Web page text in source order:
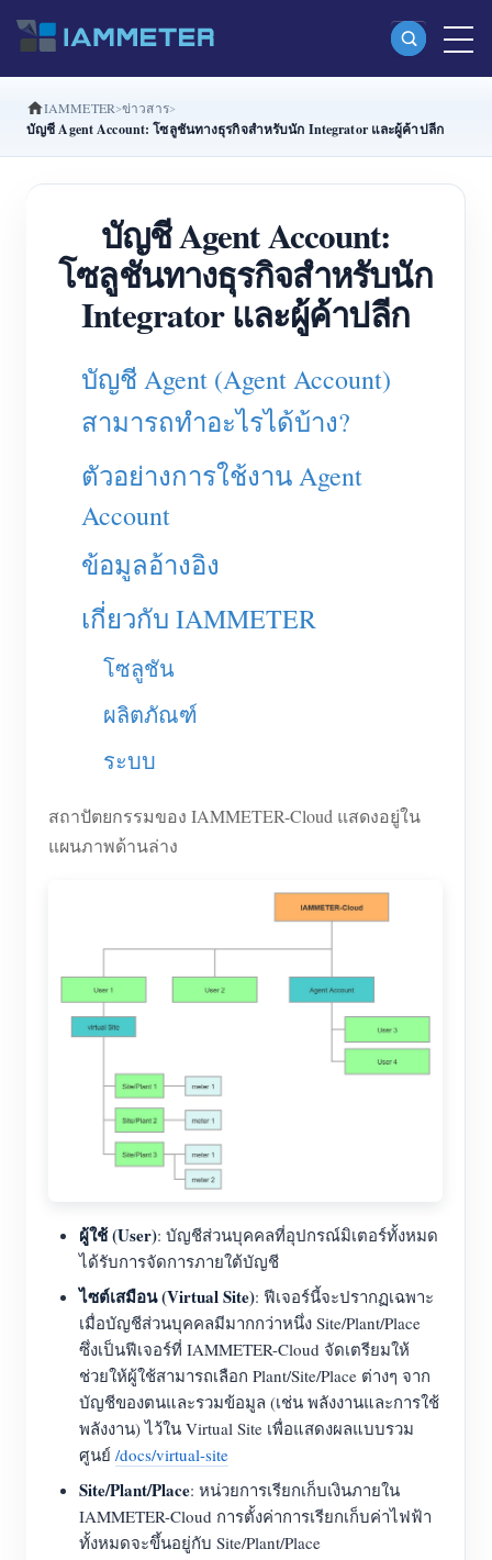
ผลิตภัณฑ์
มิเตอร์พลังงาน Wi-Fi สามเฟส (WEM3080T)
มิเตอร์พลังงาน Wi-Fi สามเฟส (WEM3046T)
มิเตอร์พลังงาน Wi-Fi สามเฟส (WEM3050T)
ตัวควบคุมกำลัง WiFi
IAMMETER Cloud Pro
บริการโฮสต์ด้วยตนเอง
มิเตอร์เสมือน
ระบบพยากรณ์และจำลองพลังงาน
แอปพลิเคชัน
ตัวตรวจสอบพลังงานระบบโซลาร์ PV
ตัวตรวจสอบการใช้ไฟฟ้า
ระบบอัตโนมัติภายในบ้าน
ร้านค้า
แหล่งข้อมูล
คู่มือเริ่มต้นใช้งานผลิตภัณฑ์
เอกสาร
ข่าวสาร
บล็อก
ชุมชน
โปรแกรมผู้ร่วมพัฒนา
ฟอรัม
App Store
อันดับ PV
เกี่ยวกับเรา
IAMMETER ข่าวสาร
บัญชี Agent Account: โซลูชันทางธุรกิจสำหรับนัก Integrator และผู้ค้าปลีก
บัญชี Agent Account:
โซลูชันทางธุรกิจสำหรับนัก
Integrator และผู้ค้าปลีก
บัญชี Agent (Agent Account)
สามารถทำอะไรได้บ้าง?
ตัวอย่างการใช้งาน Agent
Account
ข้อมูลอ้างอิง
เกี่ยวกับ IAMMETER
โซลูชัน
ผลิตภัณฑ์
ระบบ
สถาปัตยกรรมของ IAMMETER-Cloud แสดงอยู่ใน
แผนภาพด้านล่าง
ผู้ใช้ (User): บัญชีส่วนบุคคลที่อุปกรณ์มิเตอร์ทั้งหมด
ได้รับการจัดการภายใต้บัญชี
ไซต์เสมือน (Virtual Site): ฟีเจอร์นี้จะปรากฏเฉพาะ
เมื่อบัญชีส่วนบุคคลมีมากกว่าหนึ่ง Site/Plant/Place
ซึ่งเป็นฟีเจอร์ที่ IAMMETER-Cloud จัดเตรียมให้
ช่วยให้ผู้ใช้สามารถเลือก Plant/Site/Place ต่างๆ จาก
บัญชีของตนและรวมข้อมูล (เช่น พลังงานและการใช้
พลังงาน) ไว้ใน Virtual Site เพื่อแสดงผลแบบรวม
ศูนย์ /docs/virtual-site
Site/Plant/Place: หน่วยการเรียกเก็บเงินภายใน
IAMMETER-Cloud การตั้งค่าการเรียกเก็บค่าไฟฟ้า
ทั้งหมดจะขึ้นอยู่กับ Site/Plant/Place